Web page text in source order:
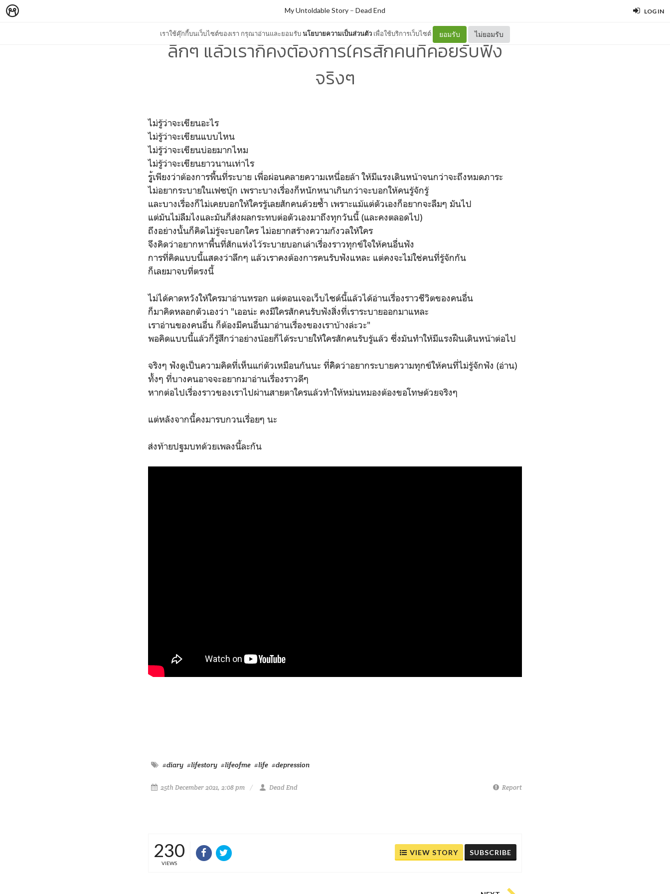
LOG IN
เราใช้คุ๊กกี้บนเว็บไซต์ของเรา กรุณาอ่านและยอมรับนโยบายความเป็นส่วนตัว เพื่อใช้บริการเว็บไซต์ ยอมรับ ไม่ยอมรับ
My Untoldable Story – Dead End
ลึกๆ แล้วเราก็คงต้องการใครสักคนที่คอยรับฟัง
จริงๆ
ไม่รู้ว่าจะเขียนอะไร
ไม่รู้ว่าจะเขียนแบบไหน
ไม่รู้ว่าจะเขียนบ่อยมากไหม
ไม่รู้ว่าจะเขียนยาวนานเท่าไร
รูู้เพียงว่าต้องการพื้นที่ระบาย เพื่อผ่อนคลายความเหนื่อยล้า ให้มีแรงเดินหน้าจนกว่าจะถึงหมดภาระ
ไม่อยากระบายในเฟซบุ๊ก เพราะบางเรื่องก็หนักหนาเกินกว่าจะบอกให้คนรู้จักรู้
และบางเรื่องก็ไม่เคยบอกให้ใครรู้เลยสักคนด้วยซ้ำ เพราะแม้แต่ตัวเองก็อยากจะลืมๆ มันไป
แต่มันไม่ลืมไงและมันก็ส่งผลกระทบต่อตัวเองมาถึงทุกวันนี้ (และคงตลอดไป)
ถึงอย่างนั้นก็คิดไม่รู้จะบอกใคร ไม่อยากสร้างความกังวลให้ใคร
จึงคิดว่าอยากหาพื้นที่สักแห่งไว้ระบายบอกเล่าเรื่องราวทุกข์ใจให้คนอื่นฟัง
การที่คิดแบบนี้แสดงว่าลึกๆ แล้วเราคงต้องการคนรับฟังแหละ แต่คงจะไม่ใช่คนที่รู้จักกัน
ก็เลยมาจบที่ตรงนี้
ไม่ได้คาดหวังให้ใครมาอ่านหรอก แต่ตอนเจอเว็บไซต์นี้แล้วได้อ่านเรื่องราวชีวิตของคนอื่น
ก็มาคิดหลอกตัวเองว่า "เออน่ะ คงมีใครสักคนรับฟังสิ่งที่เราระบายออกมาแหละ
เราอ่านของคนอื่น ก็ต้องมีคนอื่นมาอ่านเรื่องของเราบ้างล่ะวะ"
พอคิดแบบนี้แล้วก็รู้สึกว่าอย่างน้อยก็ได้ระบายให้ใครสักคนรับรู้แล้ว ซึ่งมันทำให้มีแรงฝืนเดินหน้าต่อไป
จริงๆ ฟังดูเป็นความคิดที่เห็นแก่ตัวเหมือนกันนะ ที่คิิดว่าอยากระบายความทุกข์ให้คนที่ไม่รู้จักฟัง (อ่าน)
ทั้งๆ ที่บางคนอาจจะอยากมาอ่านเรื่องราวดีๆ
หากต่อไปเรื่องราวของเราไปผ่านสายตาใครแล้วทำให้หม่นหมองต้องขอโทษด้วยจริงๆ
แต่หลังจากนี้คงมารบกวนเรื่อยๆ นะ
ส่งท้ายปฐมบทด้วยเพลงนี้ละกัน
#diary #lifestory #lifeofme #life #depression
25th December 2021, 2:08 pm Dead End Report
230
VIEWS
VIEW STORY SUBSCRIBE